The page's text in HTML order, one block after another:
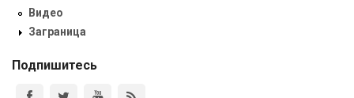
Видео
Заграница
Подпишитесь